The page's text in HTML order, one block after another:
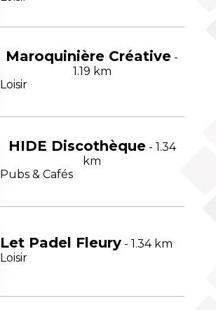
Maroquinière Créative -
1.19 km
Loisir
HIDE Discothèque- 1.34
km
Pubs & Cafés
Let Padel Fleury- 1.34 km
Loisir